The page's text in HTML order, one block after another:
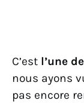
C’est l’une
nous ayons
pas encore